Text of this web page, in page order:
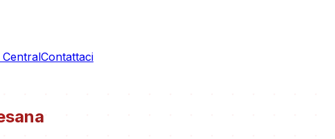
CentralContattaci